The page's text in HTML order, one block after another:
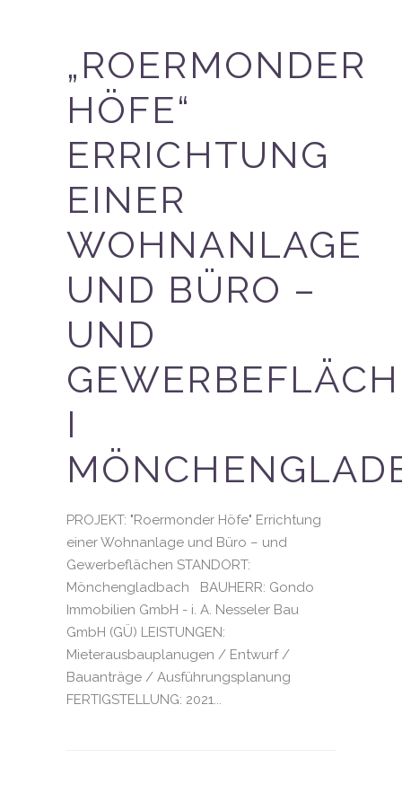
„ROERMONDER
HÖFE“
ERRICHTUNG
EINER
WOHNANLAGE
UND BÜRO –
UND
I
PROJEKT: "Roermonder Höfe" Errichtung
einer Wohnanlage und Büro – und
Gewerbeflächen STANDORT:
Mönchengladbach BAUHERR: Gondo
Immobilien GmbH - i. A. Nesseler Bau
GmbH (GÜ) LEISTUNGEN:
Mieterausbauplanugen / Entwurf /
Bauanträge / Ausführungsplanung
FERTIGSTELLUNG: 2021...